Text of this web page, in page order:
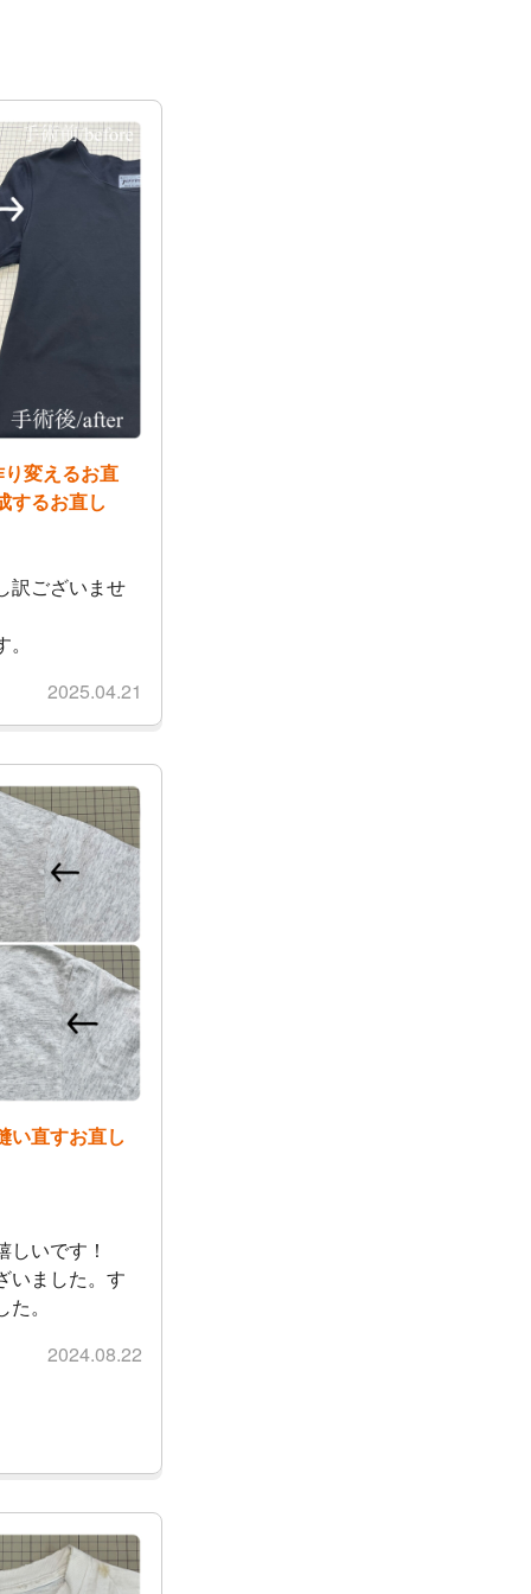
変えるお直
するお直し
訳ございませ
2025.04.21
い直すお直し
いです！
いました。す
。
2024.08.22